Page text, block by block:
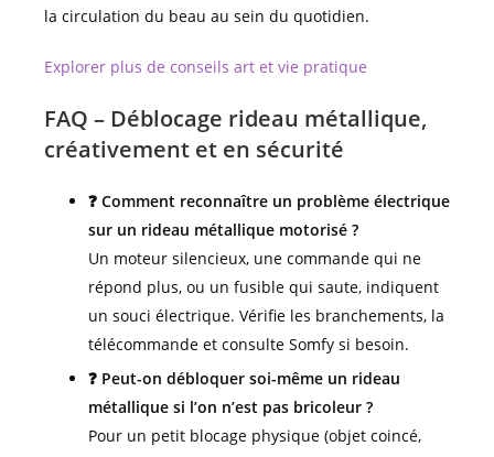
la circulation du beau au sein du quotidien.
Explorer plus de conseils art et vie pratique
FAQ – Déblocage rideau métallique,
créativement et en sécurité
❓ Comment reconnaître un problème électrique
sur un rideau métallique motorisé ?
Un moteur silencieux, une commande qui ne
répond plus, ou un fusible qui saute, indiquent
un souci électrique. Vérifie les branchements, la
télécommande et consulte Somfy si besoin.
❓ Peut-on débloquer soi-même un rideau
métallique si l’on n’est pas bricoleur ?
Pour un petit blocage physique (objet coincé,